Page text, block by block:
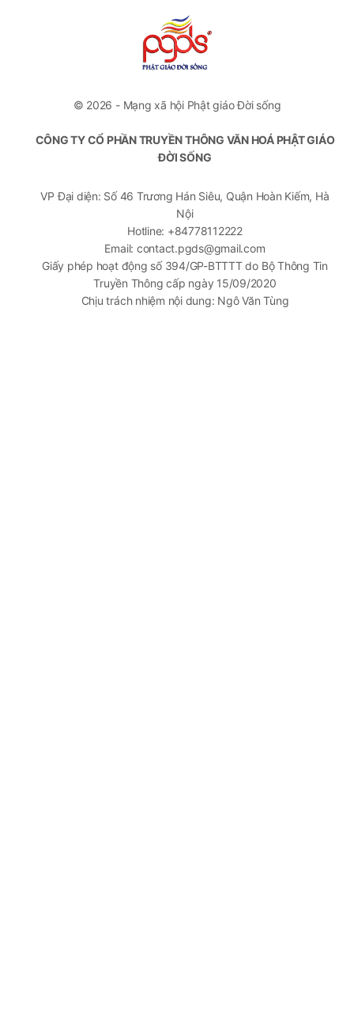
© 2026 - Mạng xã hội Phật giáo Đời sống
CÔNG TY CỔ PHẦN TRUYỀN THÔNG VĂN HOÁ PHẬT GIÁO
ĐỜI SỐNG
VP Đại diện: Số 46 Trương Hán Siêu, Quận Hoàn Kiếm, Hà
Nội
Hotline: +84778112222
Email: contact.pgds@gmail.com
Giấy phép hoạt động số 394/GP-BTTTT do Bộ Thông Tin
Truyền Thông cấp ngày 15/09/2020
Chịu trách nhiệm nội dung: Ngô Văn Tùng